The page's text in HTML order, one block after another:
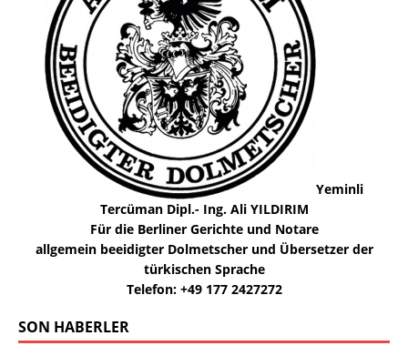
Yeminli
Tercüman Dipl.- Ing. Ali YILDIRIM
Für die Berliner Gerichte und Notare
allgemein beeidigter Dolmetscher und Übersetzer der
türkischen Sprache
Telefon: +49 177 2427272
SON HABERLER